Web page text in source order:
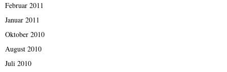
Februar 2011
Januar 2011
Oktober 2010
August 2010
Juli 2010